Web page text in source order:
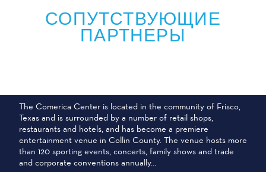
СОПУТСТВУЮЩИЕ
ПАРТНЕРЫ
The Comerica Center is located in the community of Frisco,
Texas and is surrounded by a number of retail shops,
restaurants and hotels, and has become a premiere
entertainment venue in Collin County. The venue hosts more
than 120 sporting events, concerts, family shows and trade
and corporate conventions annually…